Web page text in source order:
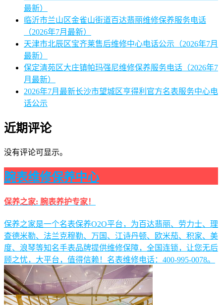
最新）
临沂市兰山区金雀山街道百达翡丽维修保养服务电话
（2026年7月最新）
天津市北辰区宝齐莱售后维修中心电话公示（2026年7月
最新）
保定清苑区大庄镇帕玛强尼维修保养服务电话（2026年7
月最新）
2026年7月最新长沙市望城区亨得利官方名表服务中心电
话公示
近期评论
没有评论可显示。
腕表维修保养中心
保养之家: 腕表养护专家！
保养之家是一个名表保养O2O平台，为百达翡丽、劳力士、理
查德米勒、法兰克穆勒、万国、江诗丹顿、欧米茄、积家、美
度、浪琴等知名手表品牌提供维修保障，全国连锁，让您无后
顾之忧，大平台，值得信赖！名表维修电话：400-995-0078。